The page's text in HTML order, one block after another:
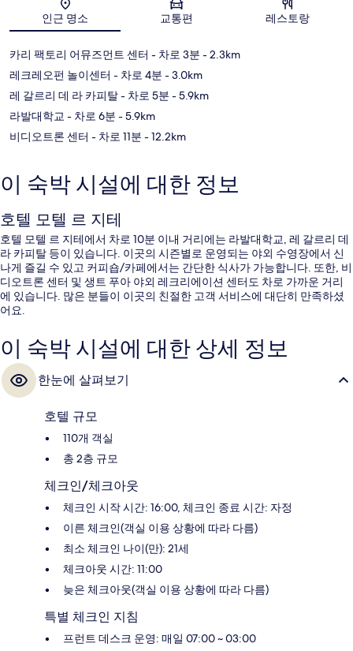
지도
인근 명소 교통편 레스토랑
카리 팩토리 어뮤즈먼트 센터 - 차로 3분 - 2.3km
레크레오펀 놀이센터 - 차로 4분 - 3.0km
레 갈르리 데 라 카피탈- 차로 5분 - 5.9km
라발대학교 - 차로 6분 - 5.9km
비디오트론 센터 - 차로 11분 - 12.2km
이 숙박 시설에 대한 정보
호텔 모텔 르 지테
호텔 모텔 르 지테에서 차로 10분 이내 거리에는 라발대학교, 레 갈르리 데
라 카피탈 등이 있습니다. 이곳의 시즌별로 운영되는 야외 수영장에서 신
나게 즐길 수 있고 커피숍/카페에서는 간단한 식사가 가능합니다. 또한, 비
디오트론 센터 및 생트 푸아 야외 레크리에이션 센터도 차로 가까운 거리
에 있습니다. 많은 분들이 이곳의 친절한 고객 서비스에 대단히 만족하셨
어요.
이 숙박 시설에 대한 상세 정보
한눈에 살펴보기
호텔 규모
110개 객실
총 2층 규모
체크인/체크아웃
체크인 시작 시간: 16:00, 체크인 종료 시간: 자정
이른 체크인(객실 이용 상황에 따라 다름)
최소 체크인 나이(만): 21세
체크아웃 시간: 11:00
늦은 체크아웃(객실 이용 상황에 따라 다름)
특별 체크인 지침
프런트 데스크 운영: 매일 07:00 ~ 03:00